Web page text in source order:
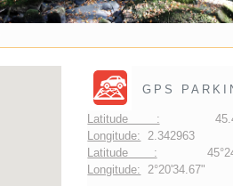
GPS
Latitude :
Longitude: 2.342963
Latitude :
Longitude: 2°20'34.67"